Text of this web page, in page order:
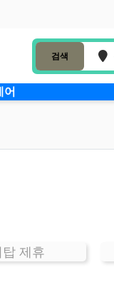
검색
어
제휴